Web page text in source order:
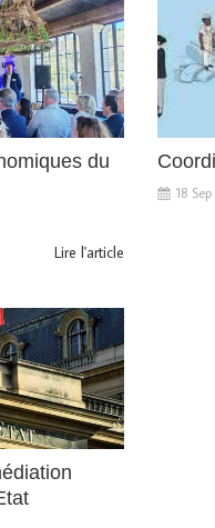
du
Lire l'article
18